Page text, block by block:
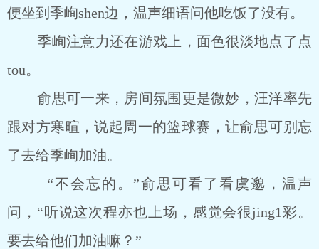
便坐到季峋shen边，温声细语问他吃饭了没有。
季峋注意力还在游戏上，面色很淡地点了点
tou。
俞思可一来，房间氛围更是微妙，汪洋率先
跟对方寒暄，说起周一的篮球赛，让俞思可别忘
了去给季峋加油。
“不会忘的。”俞思可看了看虞邈，温声
问，“听说这次程亦也上场，感觉会很jing1彩。
要去给他们加油嘛？”